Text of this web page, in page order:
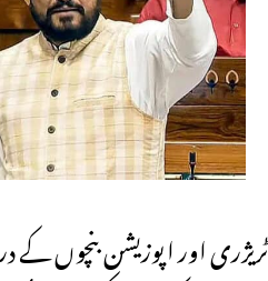
ٹریژری اور اپوزیشن بنچوں کے